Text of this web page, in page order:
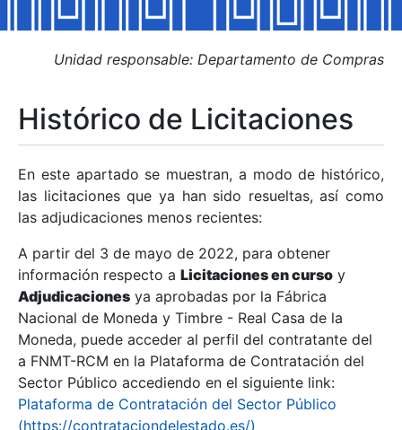
Mostrar/Ocultar
Mostrar/Ocultar
Mostrar/Ocultar
Mostrar/Ocultar
Unidad responsable: Departamento de Compras
Histórico de Licitaciones
En este apartado se muestran, a modo de histórico,
las licitaciones que ya han sido resueltas, así como
las adjudicaciones menos recientes:
A partir del 3 de mayo de 2022, para obtener
información respecto a Licitaciones en curso y
Adjudicaciones ya aprobadas por la Fábrica
Nacional de Moneda y Timbre - Real Casa de la
Moneda, puede acceder al perfil del contratante del
a FNMT-RCM en la Plataforma de Contratación del
Sector Público accediendo en el siguiente link:
Plataforma de Contratación del Sector Público
(https://contrataciondelestado.es/)